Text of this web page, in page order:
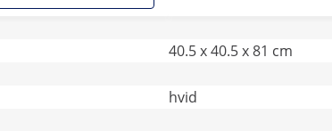
40.5 x 40.5 x 81 cm
hvid